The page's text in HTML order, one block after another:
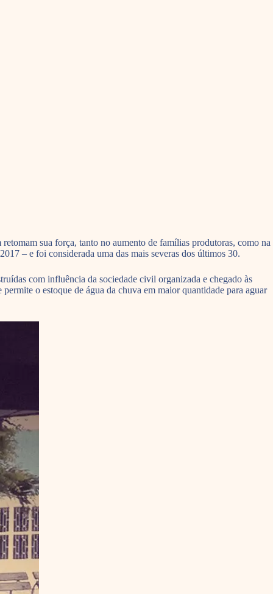
sua força, tanto no aumento de famílias produtoras, como na
– e foi considerada uma das mais severas dos últimos 30.
com influência da sociedade civil organizada e chegado às
o estoque de água da chuva em maior quantidade para aguar